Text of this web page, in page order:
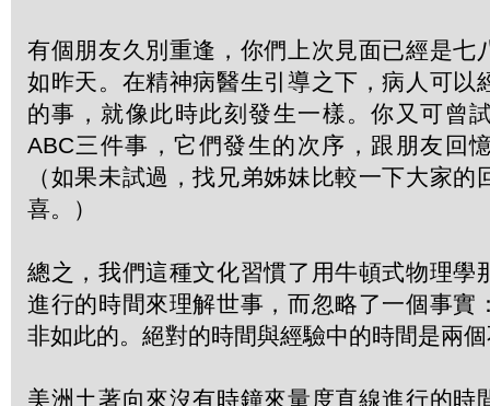
有個朋友久別重逢，你們上次見面已經是七
如昨天。在精神病醫生引導之下，病人可以
的事，就像此時此刻發生一樣。你又可曾
ABC三件事，它們發生的次序，跟朋友回
（如果未試過，找兄弟姊妹比較一下大家的
喜。）
總之，我們這種文化習慣了用牛頓式物理學
進行的時間來理解世事，而忽略了一個事實
非如此的。絕對的時間與經驗中的時間是兩
美洲土著向來沒有時鐘來量度直線進行的時